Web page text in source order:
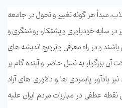
مبدأ هر گونه تغییر و تحول در جامعه
در سایه خودباوری و پشتکار، روشنگری و
و در راه معرفی و ترویج اندیشه­های
آن بزرگوار به نسل حاضر و آینده گامبر
یادآور پایمردی­ ها و دلاوری­ های آزاد
عطفی در مبارزات مردم ایران علیه